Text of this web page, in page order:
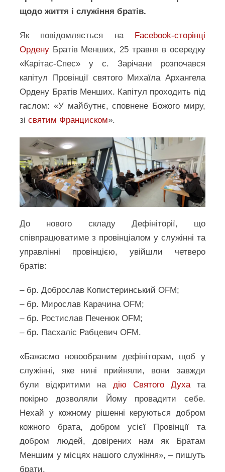
щодо життя і служіння братів.
Як повідомляється наFacebook-сторінці
Ордену Братів Менших, 25 травня в осередку
«Карітас-Спес» у с. Зарічани розпочався
капітул Провінції святого Михаїла Архангела
Ордену Братів Менших. Капітул проходить під
гаслом: «У майбутнє, сповнене Божого миру,
зісвятим Франциском».
До нового складу Дефініторії, що
співпрацюватиме з провінціалом у служінні та
управлінні провінцією, увійшли четверо
братів:
– бр. Доброслав Копистеринський OFM;
– бр. Мирослав Карачина OFM;
– бр. Ростислав Печенюк OFM;
– бр. Пасхаліс Рабцевич OFM.
«Бажаємо новообраним дефініторам, щоб у
служінні, яке нині прийняли, вони завжди
були відкритими надію Святого Духа та
покірно дозволяли Йому провадити себе.
Нехай у кожному рішенні керуються добром
кожного брата, добром усієї Провінції та
добром людей, довірених нам як Братам
Меншим у місцях нашого служіння», – пишуть
брати.